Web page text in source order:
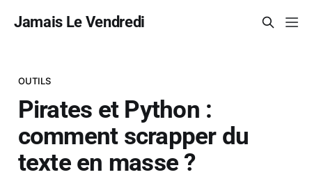
Jamais Le Vendredi
OUTILS
Pirates et Python :
comment scrapper du
texte en masse ?